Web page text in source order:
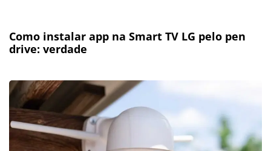
Como instalar app na Smart TV LG pelo pen
drive: verdade